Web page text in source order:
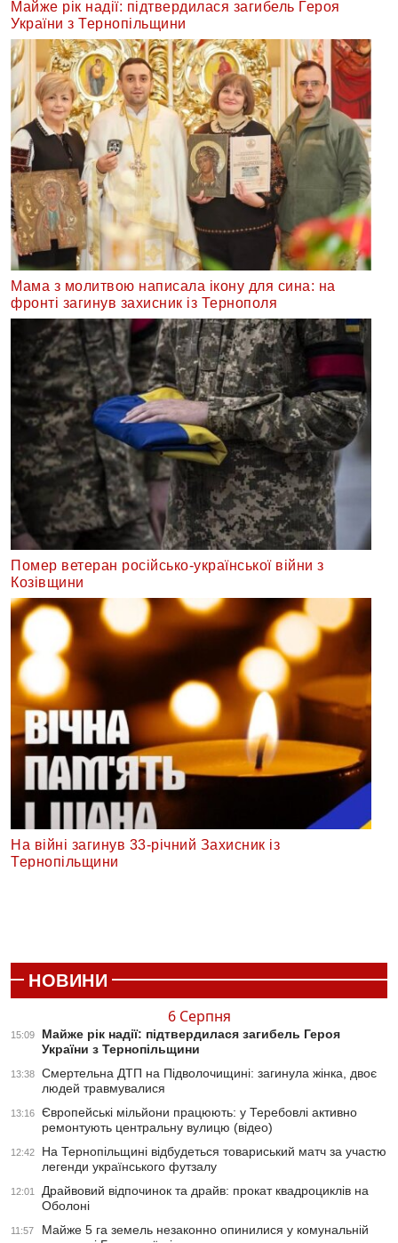
Майже рік надії: підтвердилася загибель Героя
України з Тернопільщини
Мама з молитвою написала ікону для сина: на
фронті загинув захисник із Тернополя
Помер ветеран російсько-української війни з
Козівщини
На війні загинув 33-річний Захисник із
Тернопільщини
НОВИНИ
6 Серпня
15:09
Майже рік надії: підтвердилася загибель Героя
України з Тернопільщини
13:38
Смертельна ДТП на Підволочищині: загинула жінка, двоє
людей травмувалися
13:16
Європейські мільйони працюють: у Теребовлі активно
ремонтують центральну вулицю (відео)
12:42
На Тернопільщині відбудеться товариський матч за участю
легенди українського футзалу
12:01
Драйвовий відпочинок та драйв: прокат квадроциклів на
Оболоні
11:57
Майже 5 га земель незаконно опинилися у комунальній